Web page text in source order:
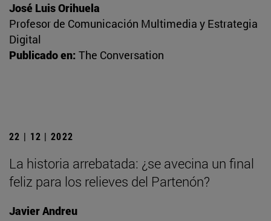
José Luis Orihuela
Profesor de Comunicación Multimedia y Estrategia
Digital
Publicado en: The Conversation
22 | 12 | 2022
La historia arrebatada: ¿se avecina un final
feliz para los relieves del Partenón?
Javier Andreu